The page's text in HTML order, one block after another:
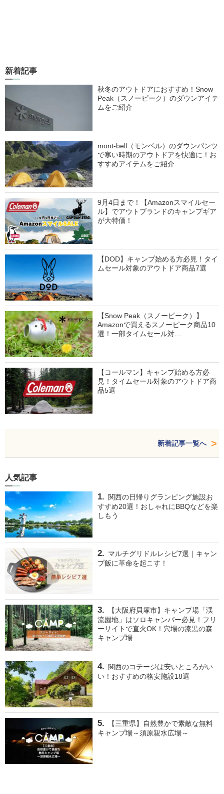
新着記事
秋冬のアウトドアにおすすめ！Snow
Peak（スノーピーク）のダウンアイテ
ムをご紹介
mont-bell（モンベル）のダウンパンツ
で寒い時期のアウトドアを快適に！お
すすめアイテムをご紹介
9月4日まで！【Amazonスマイルセー
ル】でアウトブランドのキャンプギア
が大特価！
【DOD】キャンプ始める方必見！タイ
ムセール対象のアウトドア商品7選
【Snow Peak（スノーピーク）】
Amazonで買えるスノーピーク商品10
選！一部タイムセール対…
【コールマン】キャンプ始める方必
見！タイムセール対象のアウトドア商
品5選
新着記事一覧へ
人気記事
関西の日帰りグランピング施設お
すすめ20選！おしゃれにBBQなどを楽
しもう
マルチグリドルレシピ7選｜キャン
プ飯に革命を起こす！
【大阪府貝塚市】キャンプ場「渓
流園地」はソロキャンパー必見！フリ
ーサイトで直火OK！穴場の漆黒の森
キャンプ場
関西のコテージは安いところがい
い！おすすめの格安施設18選
【三重県】自然豊かで素敵な無料
キャンプ場～須原親水広場～